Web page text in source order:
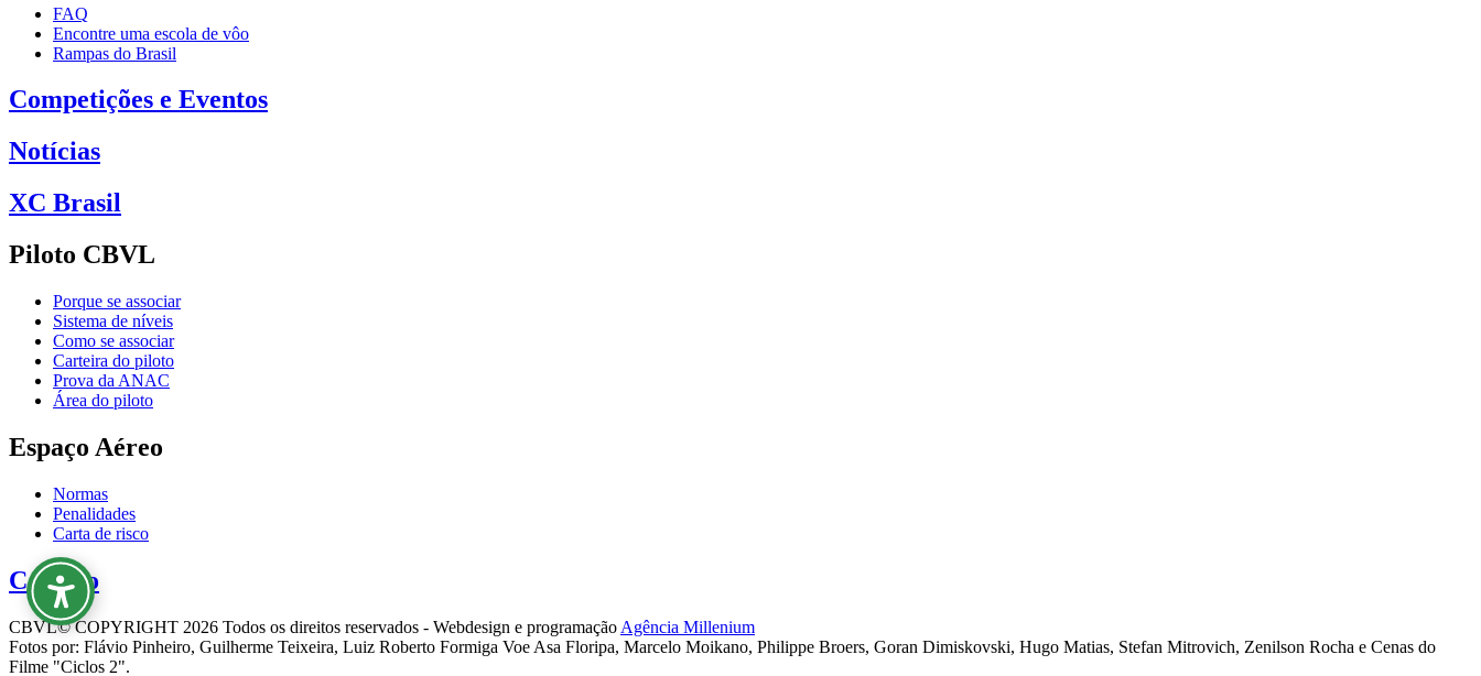
FAQ
Encontre uma escola de vôo
Rampas do Brasil
Competições e Eventos
Notícias
XC Brasil
Piloto CBVL
Porque se associar
Sistema de níveis
Como se associar
Carteira do piloto
Prova da ANAC
Área do piloto
Espaço Aéreo
Normas
Penalidades
Carta de risco
Contato
CBVL© COPYRIGHT 2026 Todos os direitos reservados - Webdesign e programação Agência Millenium
Fotos por: Flávio Pinheiro, Guilherme Teixeira, Luiz Roberto Formiga Voe Asa Floripa, Marcelo Moikano, Philippe Broers, Goran Dimiskovski, Hugo Matias, Stefan Mitrovich, Zenilson Rocha e Cenas do
Filme "Ciclos 2".